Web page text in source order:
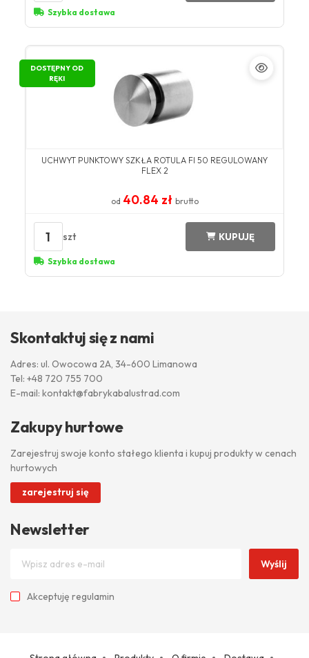
Szybka dostawa
DOSTĘPNY OD
RĘKI
UCHWYT PUNKTOWY SZKŁA ROTULA FI 50 REGULOWANY
FLEX 2
od 40.84 zł brutto
1 szt KUPUJĘ
Szybka dostawa
Skontaktuj się z nami
Adres: ul. Owocowa 2A, 34-600 Limanowa
Tel: +48 720 755 700
E-mail: kontakt@fabrykabalustrad.com
Zakupy hurtowe
Zarejestruj swoje konto stałego klienta i kupuj produkty w cenach
hurtowych
zarejestruj się
Newsletter
Wyślij
Akceptuję regulamin